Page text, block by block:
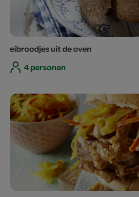
eibroodjes uit de oven
4 personen